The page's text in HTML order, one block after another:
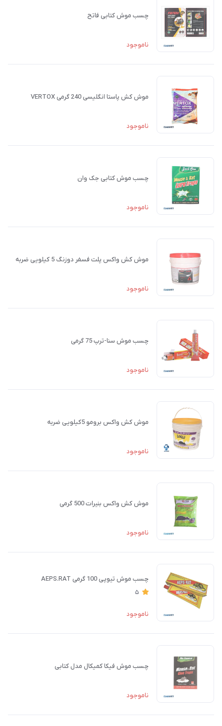
چسب موش کتابی فاتح
ناموجود
موش کش پاستا انگلیسی 240 گرمی VERTOX
ناموجود
چسب موش کتابی جک وان
ناموجود
موش کش واکس پلت فسفر دوزنگ 5 کیلویی ضربه
ناموجود
چسب موش سنا-ترپ 75 گرمی
ناموجود
موش کش واکس برومو 5کیلویی ضربه
ناموجود
موش کش واکس بنیرات 500 گرمی
ناموجود
چسب موش تیوپی 100 گرمی AEPS.RAT
5
ناموجود
چسب موش فیکا کمیکال مدل کتابی
ناموجود